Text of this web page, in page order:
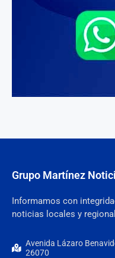
Grupo Martínez
Informamos con
noticias locales y
Avenida Lázaro
26070